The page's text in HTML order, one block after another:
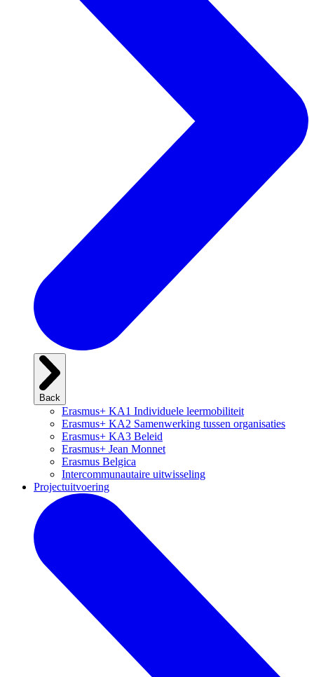
Back
Erasmus+ KA1 Individuele leermobiliteit
Erasmus+ KA2 Samenwerking tussen organisaties
Erasmus+ KA3 Beleid
Erasmus+ Jean Monnet
Erasmus Belgica
Intercommunautaire uitwisseling
Projectuitvoering